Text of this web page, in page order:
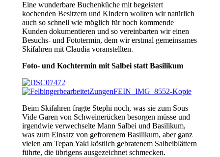
Eine wunderbare Buchenküche mit begeistert
kochenden Besitzern und Kindern wollten wir natürlich
auch so schnell wie möglich für noch kommende
Kunden dokumentieren und so vereinbarten wir einen
Besuchs- und Fototermin, dem wir erstmal gemeinsames
Skifahren mit Claudia voranstellten.
Foto- und Kochtermin mit Salbei statt Basilikum
Beim Skifahren fragte Stephi noch, was sie zum Sous
Vide Garen von Schweinerücken besorgen müsse und
irgendwie verwechselte Mann Salbei und Basilikum,
was zum Einsatz von gefrorenem Basilikum, aber ganz
vielen am Tepan Yaki köstlich gebratenem Salbeiblättern
führte, die übrigens ausgezeichnet schmecken.